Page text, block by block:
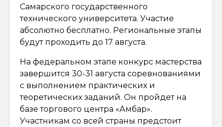
Самарского государственного
технического университета. Участие
абсолютно бесплатно. Региональные этапы
будут проходить до 17 августа.
На федеральном этапе конкурс мастерства
завершится 30-31 августа соревнованиями
с выполнением практических и
теоретических заданий. Он пройдет на
базе торгового центра «Амбар».
Участникам со всей страны предстоит